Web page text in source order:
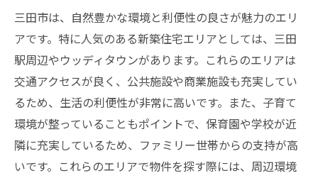
三田市は、自然豊かな環境と利便性の良さが魅力のエリ
アです。特に人気のある新築住宅エリアとしては、三田
駅周辺やウッディタウンがあります。これらのエリアは
交通アクセスが良く、公共施設や商業施設も充実してい
るため、生活の利便性が非常に高いです。また、子育て
環境が整っていることもポイントで、保育園や学校が近
隣に充実しているため、ファミリー世帯からの支持が高
いです。これらのエリアで物件を探す際には、周辺環境